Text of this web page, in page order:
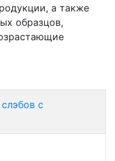
а также
образцов,
с